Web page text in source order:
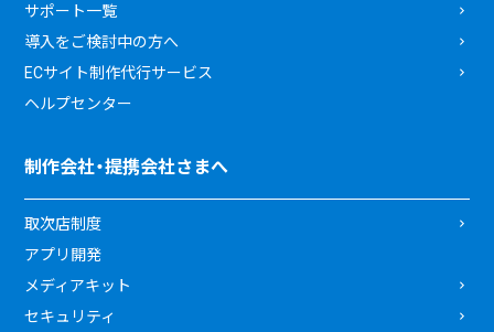
サポート一覧
導入をご検討中の方へ
ECサイト制作代行サービス
ヘルプセンター
制作会社・提携会社さまへ
取次店制度
アプリ開発
メディアキット
セキュリティ